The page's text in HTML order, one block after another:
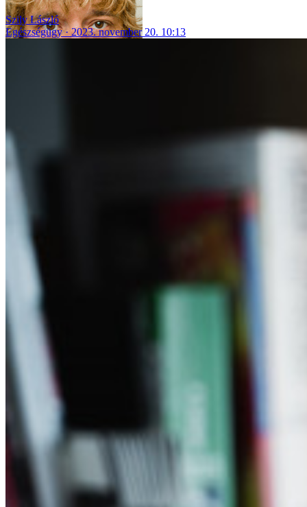
Szily László
Egészségügy
2023. november 20. 10:13